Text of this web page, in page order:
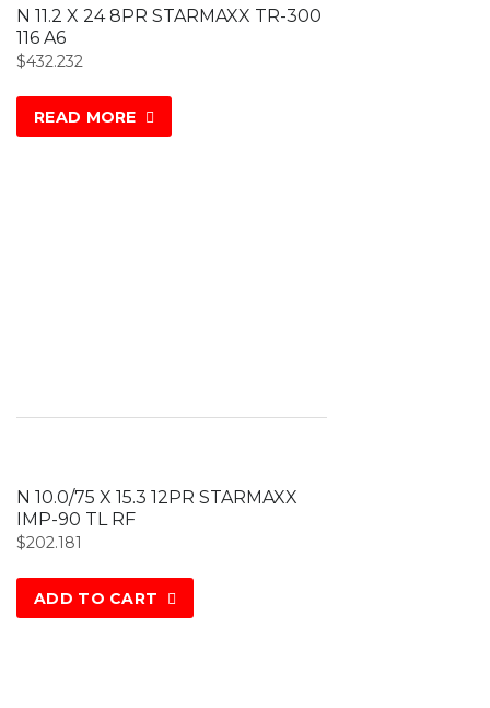
N 11.2 X 24 8PR STARMAXX TR-300
116 A6
$432.232
READ MORE
N 10.0/75 X 15.3 12PR STARMAXX
IMP-90 TL RF
$202.181
ADD TO CART